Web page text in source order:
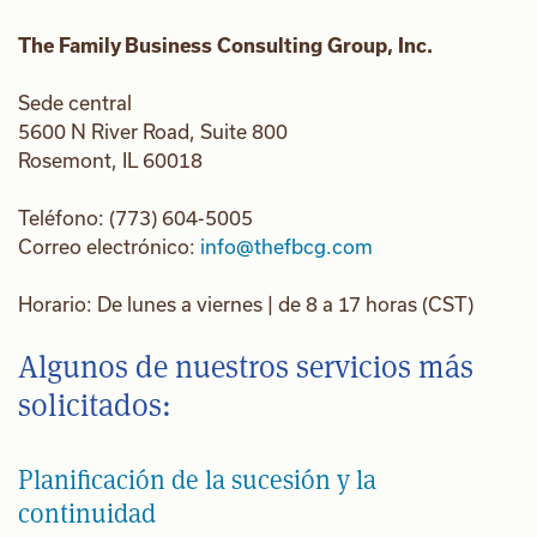
The Family Business Consulting Group, Inc.
Sede central
5600 N River Road, Suite 800
Rosemont, IL 60018
Teléfono: (773) 604-5005
Correo electrónico: info@thefbcg.com
Horario: De lunes a viernes | de 8 a 17 horas (CST)
Algunos de nuestros servicios más
solicitados:
Planificación de la sucesión y la
continuidad